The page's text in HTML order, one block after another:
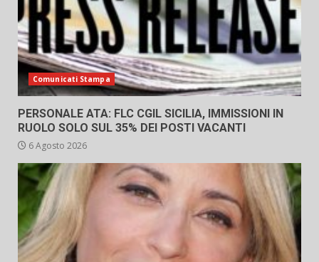
Comunicati Stampa
PERSONALE ATA: FLC CGIL SICILIA, IMMISSIONI IN
RUOLO SOLO SUL 35% DEI POSTI VACANTI
6 Agosto 2026